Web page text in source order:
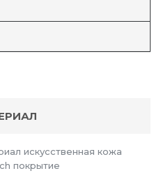
искусственная кожа
покрытие